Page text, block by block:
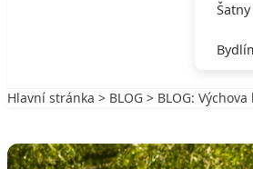
Hlavní stránka > BLOG > BLOG: